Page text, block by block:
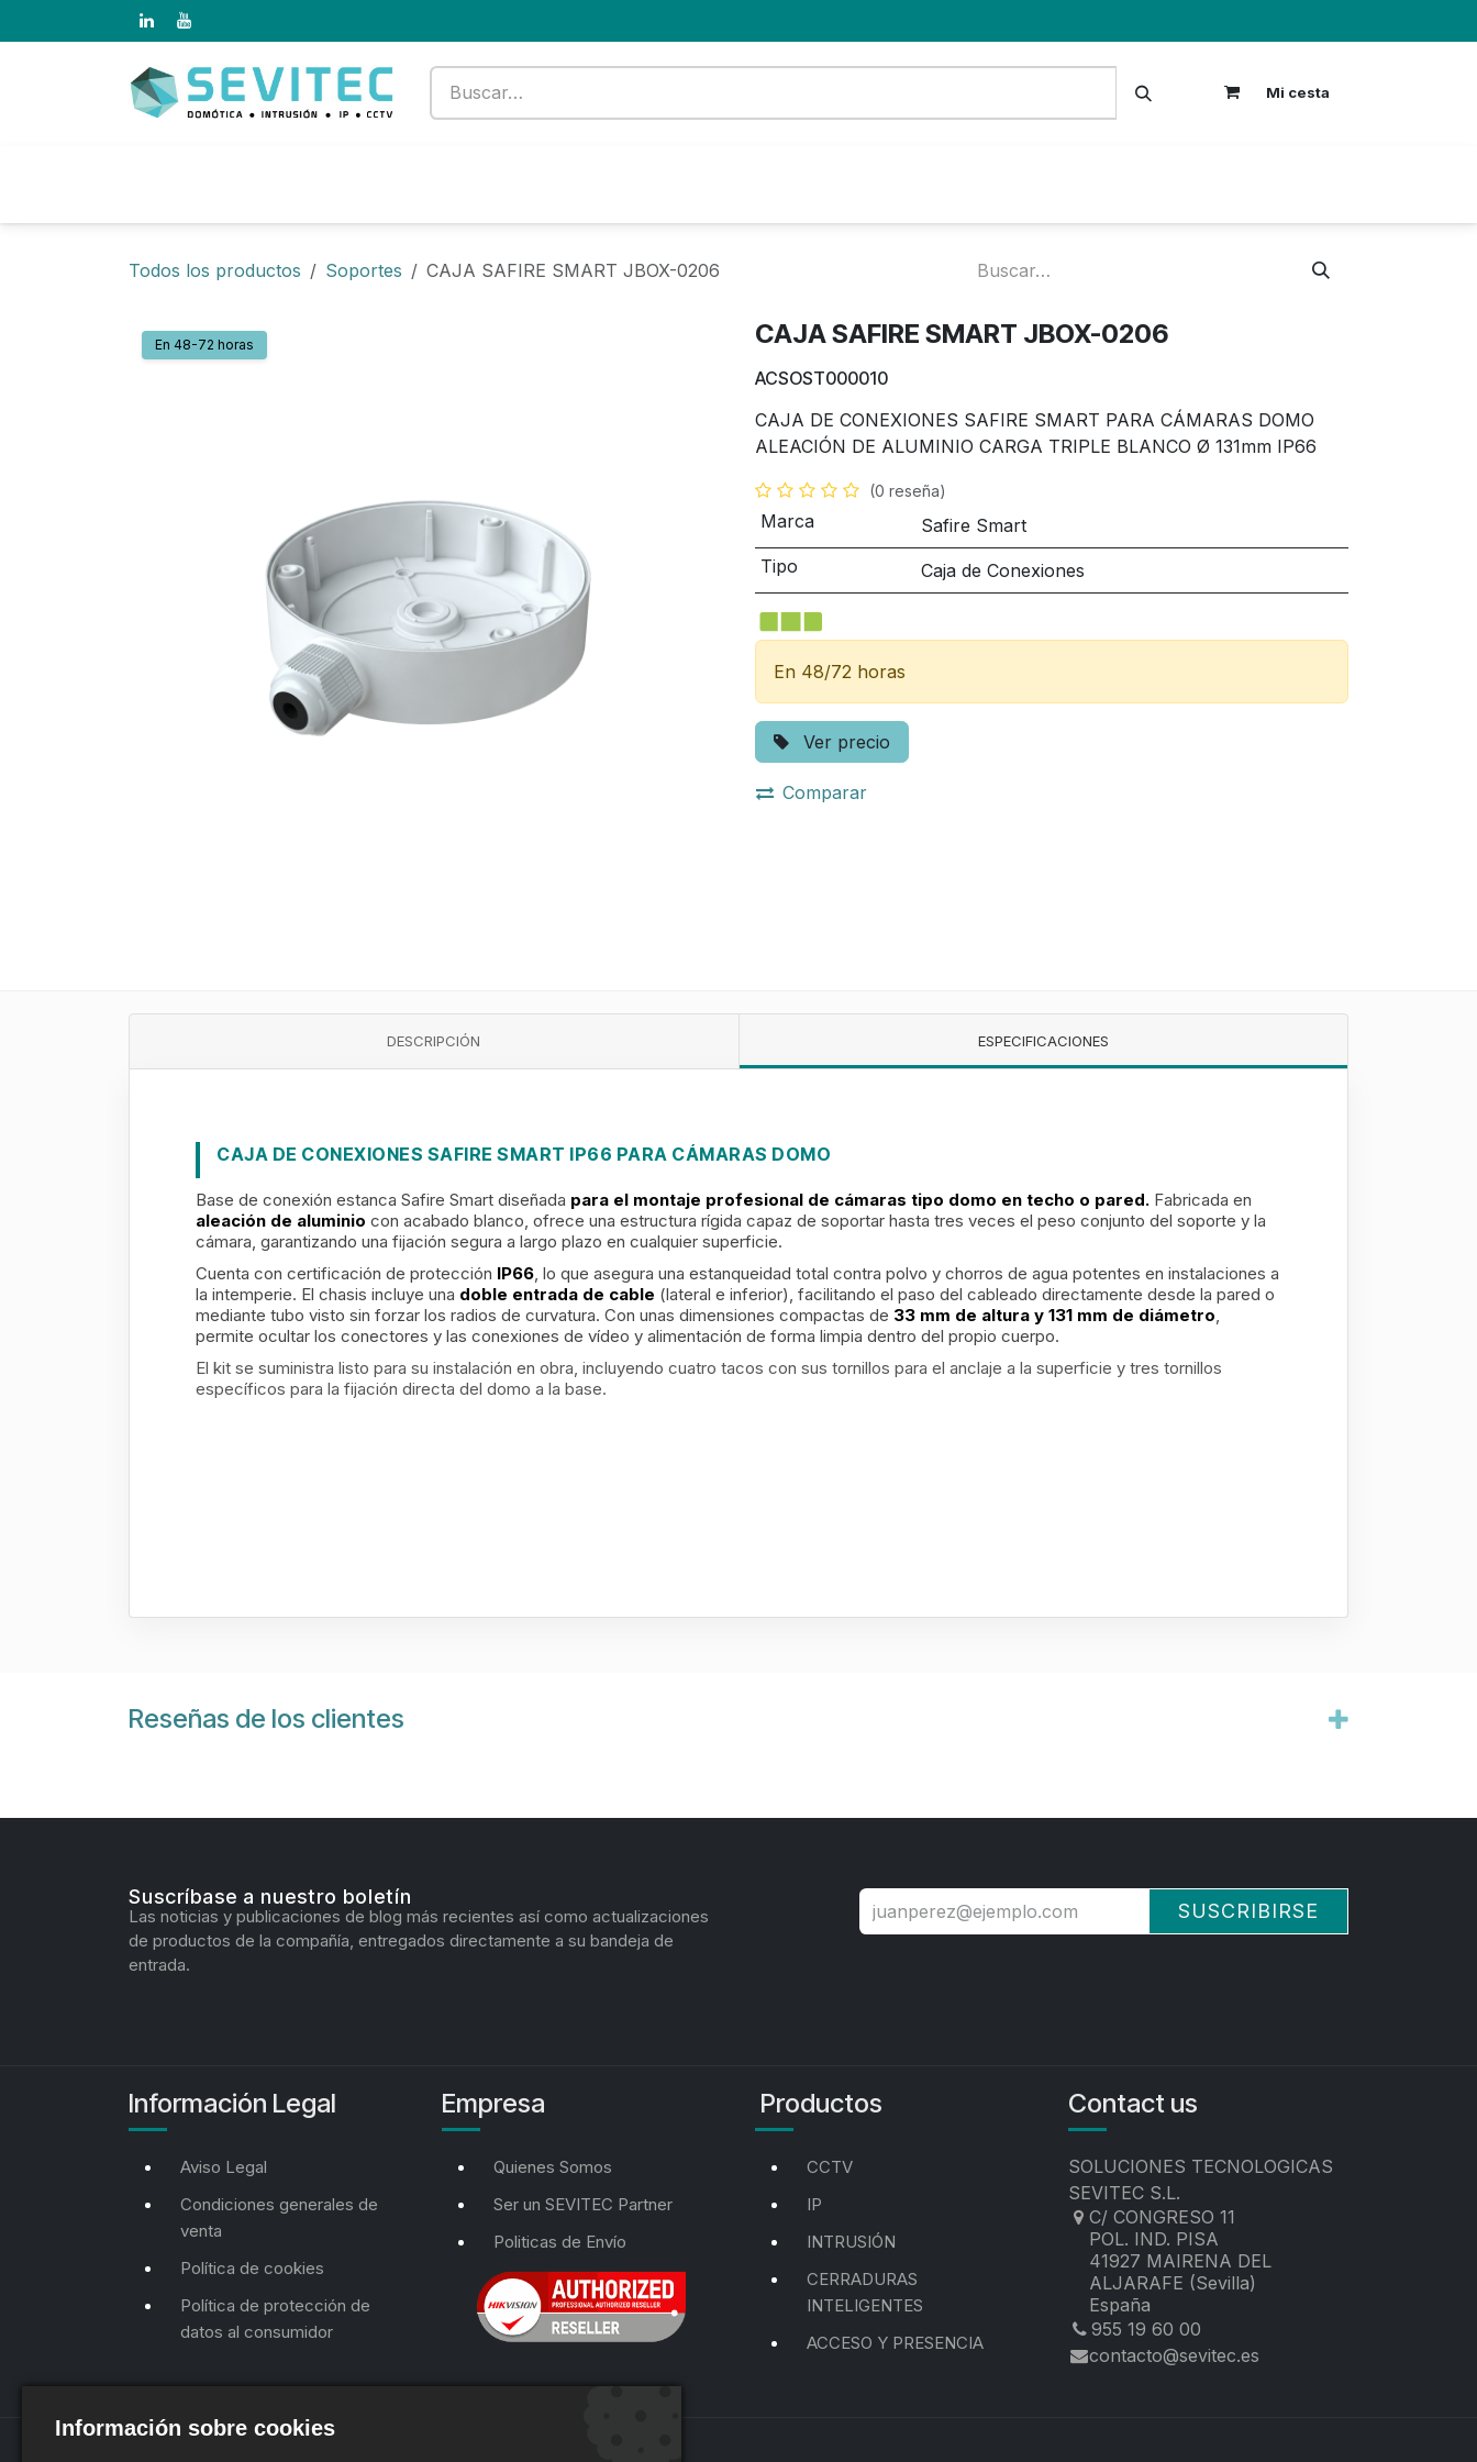
Mi cesta
Todos los productos Soportes CAJA SAFIRE SMART JBOX-0206
En 48-72 horas CAJA SAFIRE SMART JBOX-0206
ACSOST000010
CAJA DE CONEXIONES SAFIRE SMART PARA CÁMARAS DOMO
ALEACIÓN DE ALUMINIO CARGA TRIPLE BLANCO Ø 131mm IP66
(0 reseña)
Marca
Safire Smart
Tipo
Caja de Conexiones
En 48/72 horas
Ver precio
Comparar
DESCRIPCIÓN ESPECIFICACIONES
CAJA DE CONEXIONES SAFIRE SMART IP66 PARA CÁMARAS DOMO
Base de conexión estanca Safire Smart diseñada para el montaje profesional de cámaras tipo domo en techo o pared. Fabricada en
aleación de aluminio con acabado blanco, ofrece una estructura rígida capaz de soportar hasta tres veces el peso conjunto del soporte y la
cámara, garantizando una fijación segura a largo plazo en cualquier superficie.
Cuenta con certificación de protección IP66, lo que asegura una estanqueidad total contra polvo y chorros de agua potentes en instalaciones a
la intemperie. El chasis incluye una doble entrada de cable (lateral e inferior), facilitando el paso del cableado directamente desde la pared o
mediante tubo visto sin forzar los radios de curvatura. Con unas dimensiones compactas de 33 mm de altura y 131 mm de diámetro,
permite ocultar los conectores y las conexiones de vídeo y alimentación de forma limpia dentro del propio cuerpo.
El kit se suministra listo para su instalación en obra, incluyendo cuatro tacos con sus tornillos para el anclaje a la superficie y tres tornillos
específicos para la fijación directa del domo a la base.
Reseñas de los clientes
Suscríbase a nuestro boletín
Las noticias y publicaciones de blog más recientes así como actualizaciones
de productos de la compañía, entregados directamente a su bandeja de
entrada.
SUSCRIBIRSE
Información Legal
Aviso Legal
Condiciones generales de
venta
Política de cookies
Política de protección de
datos al consumidor
Empresa
Quienes Somos
Ser un SEVITEC Partner
Politicas de Envío
Productos
CCTV
IP
INTRUSIÓN
CERRADURAS
INTELIGENTES
ACCESO Y PRESENCIA
Contact us
SOLUCIONES TECNOLOGICAS
SEVITEC S.L.
C/ CONGRESO 11
POL. IND. PISA
41927 MAIRENA DEL
ALJARAFE (Sevilla)
España
955 19 60 00
contacto@sevitec.es
Información sobre cookies